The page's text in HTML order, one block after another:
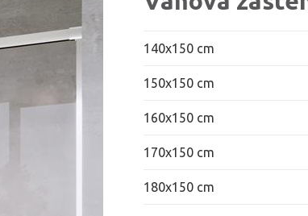
140x150 cm
150x150 cm
160x150 cm
170x150 cm
180x150 cm